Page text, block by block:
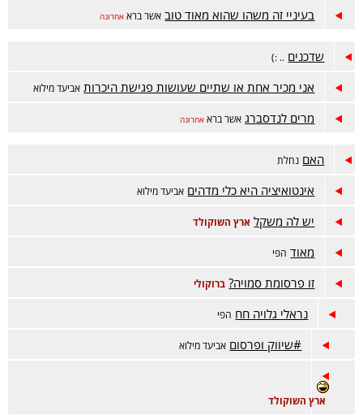
בעיניי זה משהו שהוא מאוד טוב אשר ברא אחרונה
שדכנים .. :)
אני מכיר אחת או שתיים שעושות פגישת היכרות אביעד מילוא
מרים לנדסברג אשר ברא אחרונה
האם נחלת
אינטואיציה היא כלי מדהים אביעד מילוא
יש לה משקל ארץ השוקולד
מאוד הפי
זו פרסומת סמויה? ברוקולי
נראלי גלויה חח הפי
#שיווק ופרסום אביעד מילוא
ארץ השוקולד